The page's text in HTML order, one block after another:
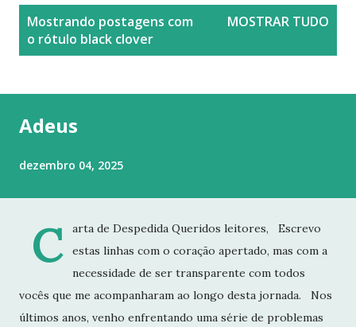
Mostrando postagens com
o rótulo black clover
MOSTRAR TUDO
Adeus
dezembro 04, 2025
C
arta de Despedida Queridos leitores, Escrevo
estas linhas com o coração apertado, mas com a
necessidade de ser transparente com todos
vocês que me acompanharam ao longo desta jornada. Nos
últimos anos, venho enfrentando uma série de problemas